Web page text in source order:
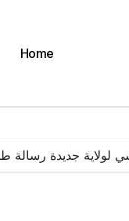
Home
جديدة رسالة